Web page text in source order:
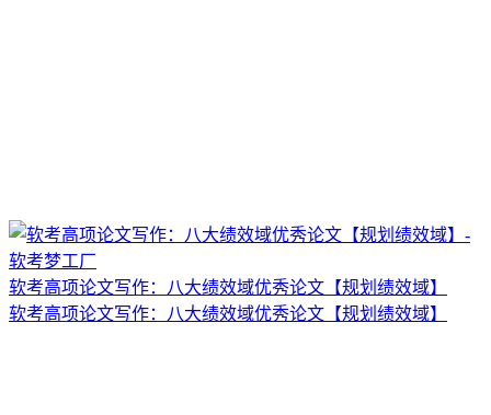
软考高项论文写作：八大绩效域优秀论文【规划绩效域】
软考高项论文写作：八大绩效域优秀论文【规划绩效域】